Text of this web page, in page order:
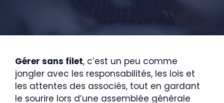
Gérer sans filet, c’est un peu comme
jongler avec les responsabilités, les lois et
les attentes des associés, tout en gardant
le sourire lors d’une assemblée générale